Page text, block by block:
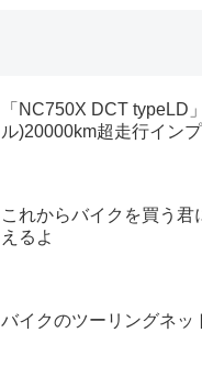
「NC750X DCT typeLD
ル)20000km超走行イン
これからバイクを買う君
えるよ
バイクのツーリングネッ